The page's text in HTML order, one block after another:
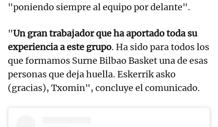
"poniendo siempre al equipo por delante".
"Un gran trabajador que ha aportado toda su
experiencia a este grupo. Ha sido para todos los
que formamos Surne Bilbao Basket una de esas
personas que deja huella. Eskerrik asko
(gracias), Txomin", concluye el comunicado.